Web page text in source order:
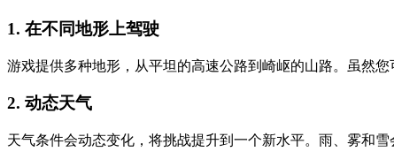
1. 在不同地形上驾驶
游戏提供多种地形，从平坦的高速公路到崎岖的山路。虽然
2. 动态天气
天气条件会动态变化，将挑战提升到一个新水平。雨、雾和